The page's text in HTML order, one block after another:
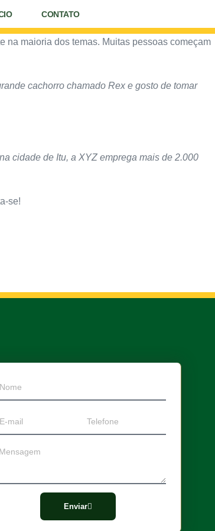
CONTATO
na maioria dos temas. Muitas pessoas começam
cachorro chamado Rex e gosto de tomar
cidade de Itu, a XYZ emprega mais de 2.000
se!
Enviar